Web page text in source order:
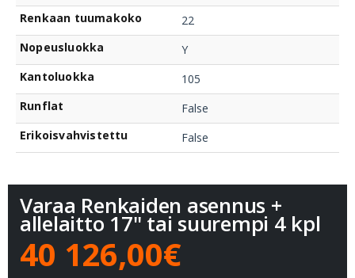
Renkaan tuumakoko
22
Nopeusluokka
Y
Kantoluokka
105
Runflat
False
Erikoisvahvistettu
False
Varaa Renkaiden asennus +
allelaitto 17" tai suurempi 4 kpl
40 126,00€